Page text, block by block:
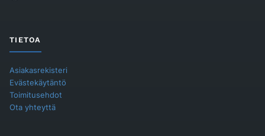
TIETOA
Asiakasrekisteri
Evästekäytäntö
Toimitusehdot
Ota yhteyttä